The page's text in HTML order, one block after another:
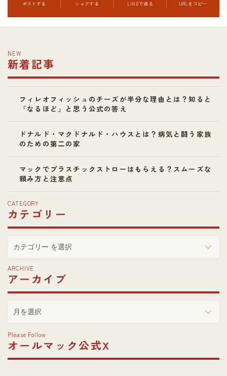
ポストする シェアする LINEで送る URLをコピー
NEW
新着記事
フィレオフィッシュのチーズが半分な理由とは？知ると
「なるほど」と思う公式の答え
ドナルド・マクドナルド・ハウスとは？病気と闘う家族
のための第二の家
マックでプラスチックストローはもらえる？スムーズな
頼み方と注意点
CATEGORY
カテゴリー
テ
ゴ
リ
ー
ARCHIVE
アーカイブ
ア
ー
カ
イ
ブ
Please Follow
オールマック公式X